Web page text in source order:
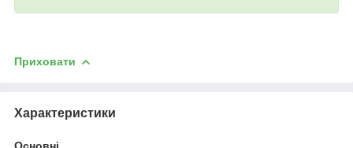
Приховати
Характеристики
Основні